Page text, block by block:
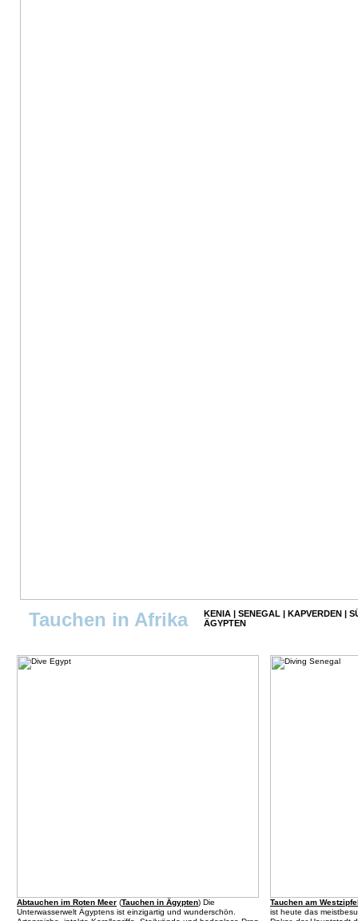
Tauchen in Afrika KENIA| SENEGAL | KAPVERDEN|
ÄGYPTEN
Abtauchen im Roten Meer (Tauchen in Ägypten) Die
Unterwasserwelt Ägyptens ist einzigartig und wunderschön.
Tauchen am
ist heute das